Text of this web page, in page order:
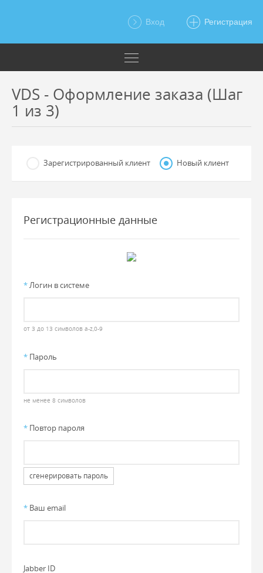
Вход Регистрация
VDS - Оформление заказа (Шаг
1 из 3)
Зарегистрированный клиент Новый клиент
Регистрационные данные
*Логин в системе
от 3 до 13 символов a-z,0-9
* Пароль
не менее 8 символов
* Повтор пароля
сгенерировать пароль
* Ваш email
Jabber ID